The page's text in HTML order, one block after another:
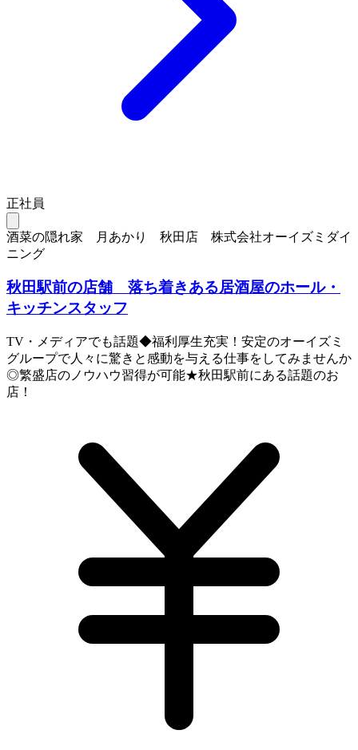
正社員
酒菜の隠れ家 月あかり 秋田店 株式会社オーイズミダイ
ニング
秋田駅前の店舗 落ち着きある居酒屋のホール・
キッチンスタッフ
TV・メディアでも話題◆福利厚生充実！安定のオーイズミ
グループで人々に驚きと感動を与える仕事をしてみませんか
◎繁盛店のノウハウ習得が可能★秋田駅前にある話題のお
店！